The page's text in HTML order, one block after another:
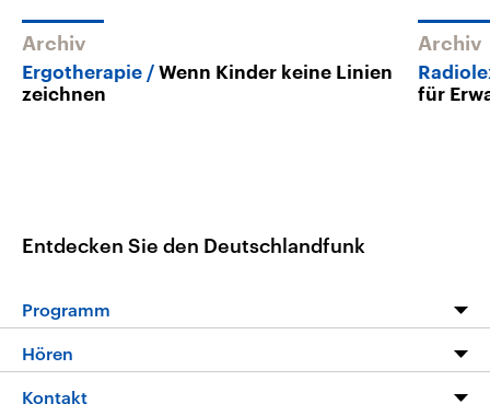
Archiv
Ergotherapie
Wenn Kinder keine Linien
zeichnen
Archiv
für
Entdecken Sie den Deutschlandfunk
Programm
Hören
Livestream
Kontakt